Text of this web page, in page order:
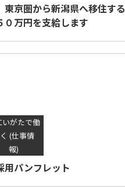
東京圏から新潟県へ移住する
０万円を支給します
いがたで働
く (仕事情
報)
用パンフレット